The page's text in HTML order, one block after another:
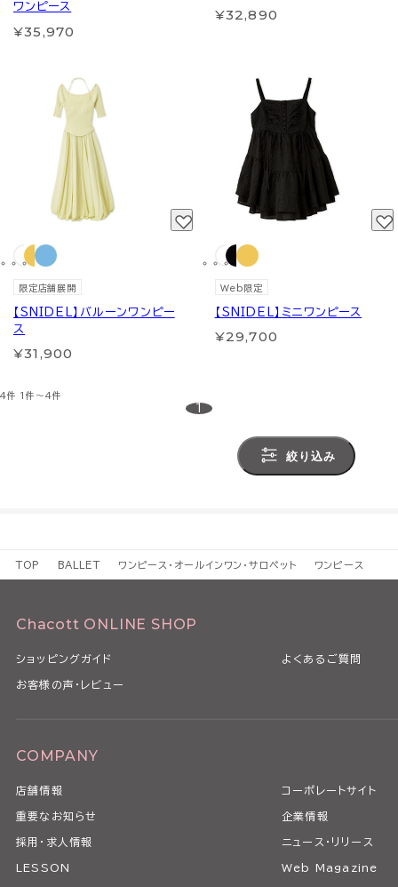
ワンピース
¥35,970
¥32,890
限定店舗展開
【SNIDEL】バルーンワンピー
ス
¥31,900
Web限定
【SNIDEL】ミニワンピース
¥29,700
4件 1件～4件
1
絞り込み
TOP BALLET ワンピース・オールインワン・サロペット ワンピース
Chacott ONLINE SHOP
ショッピングガイド よくあるご質問
お客様の声・レビュー
COMPANY
店舗情報 コーポレートサイト
重要なお知らせ 企業情報
採用・求人情報 ニュース・リリース
LESSON Web Magazine